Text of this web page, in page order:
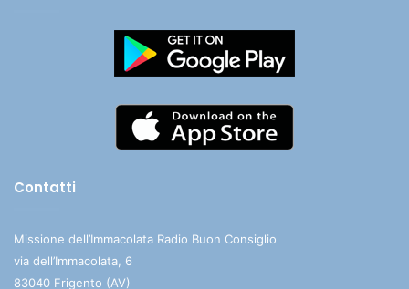
Contatti
Missione dell’Immacolata Radio Buon Consiglio
via dell’Immacolata, 6
83040 Frigento (AV)